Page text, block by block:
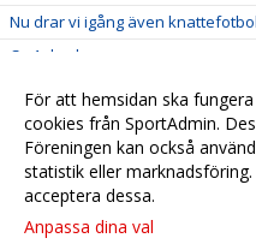
Nu drar vi igång även
Ca 1 dag kvar
Träning Måndag 28 Aug
Assyriska Botkyrka SK kickar
Börja spela fotboll med
För att hemsidan ska
cookies från SportAdmin.
Föreningen kan också
statistik eller
acceptera dessa.
Anpassa dina val